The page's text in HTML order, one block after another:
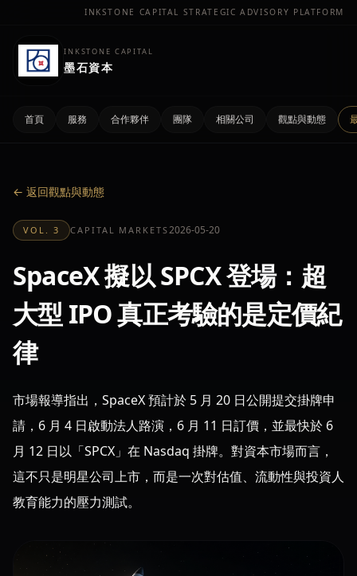
INKSTONE CAPITAL STRATEGIC ADVISORY PLATFORM
INKSTONE CAPITAL
墨石資本
首頁 服務 合作夥伴 團隊 相關公司 觀點與動態
← 返回觀點與動態
VOL. 3 CAPITAL MARKETS2026-05-20
SpaceX 擬以 SPCX 登場：超
大型 IPO 真正考驗的是定價紀
律
市場報導指出，SpaceX 預計於 5 月 20 日公開提交掛牌申
請，6 月 4 日啟動法人路演，6 月 11 日訂價，並最快於 6
月 12 日以「SPCX」在 Nasdaq 掛牌。對資本市場而言，
這不只是明星公司上市，而是一次對估值、流動性與投資人
教育能力的壓力測試。